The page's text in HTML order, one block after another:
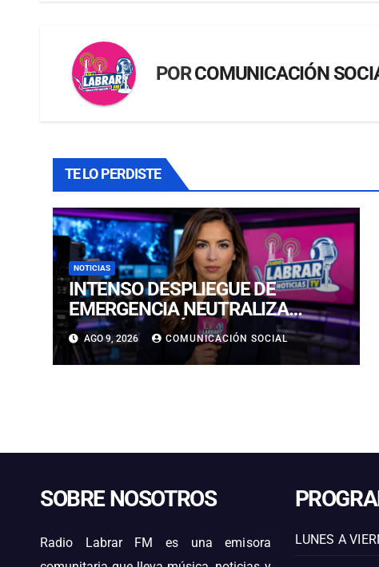
PORCOMUNICACIÓN
TE LO PERDISTE
NOTICIAS
INTENSO DESPLIEGUE DE
EMERGENCIA NEUTRALIZA
DERRAME QUÍMICO EN LA RUTA 5
NORTE, CERCA DE VALLENAR
AGO 9, 2026 COMUNICACIÓN SOCIAL
SOBRE NOSOTROS
Radio Labrar FM es una emisora
LUNES A